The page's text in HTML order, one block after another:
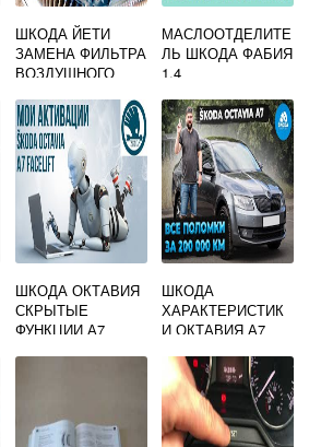
ШКОДА ЙЕТИ
ЗАМЕНА ФИЛЬТРА
ВОЗДУШНОГО
МАСЛООТДЕЛИТЕ
ЛЬ ШКОДА ФАБИЯ
1.4
ШКОДА ОКТАВИЯ
СКРЫТЫЕ
ФУНКЦИИ А7
ШКОДА
ХАРАКТЕРИСТИК
И ОКТАВИЯ А7